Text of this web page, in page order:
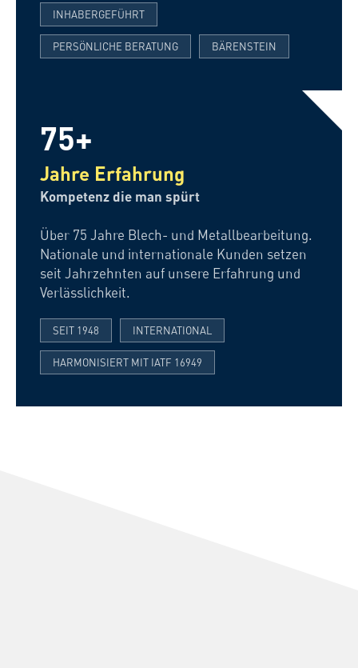
INHABERGEFÜHRT
PERSÖNLICHE BERATUNG BÄRENSTEIN
75+
Jahre Erfahrung
Kompetenz die man spürt
Über 75 Jahre Blech- und Metallbearbeitung.
Nationale und internationale Kunden setzen
seit Jahrzehnten auf unsere Erfahrung und
Verlässlichkeit.
SEIT 1948 INTERNATIONAL
HARMONISIERT MIT IATF 16949